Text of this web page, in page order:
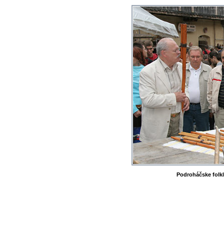
Podroháčske